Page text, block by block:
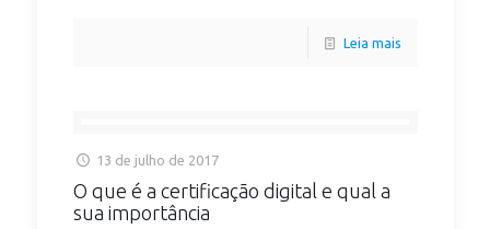
Leia mais
13 de julho de 2017
O que é a certificação digital e qual a
sua importância